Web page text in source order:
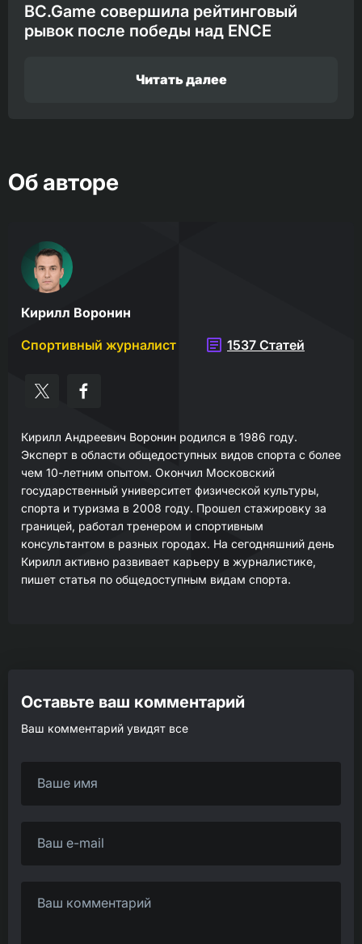
BC.Game совершила рейтинговый
рывок после победы над ENCE
Читать далее
Об авторе
Кирилл Воронин
Спортивный журналист
1537 Статей
Кирилл Андреевич Воронин родился в 1986 году.
Эксперт в области общедоступных видов спорта с более
чем 10-летним опытом. Окончил Московский
государственный университет физической культуры,
спорта и туризма в 2008 году. Прошел стажировку за
границей, работал тренером и спортивным
консультантом в разных городах. На сегодняшний день
Кирилл активно развивает карьеру в журналистике,
пишет статья по общедоступным видам спорта.
Оставьте ваш комментарий
Ваш комментарий увидят все